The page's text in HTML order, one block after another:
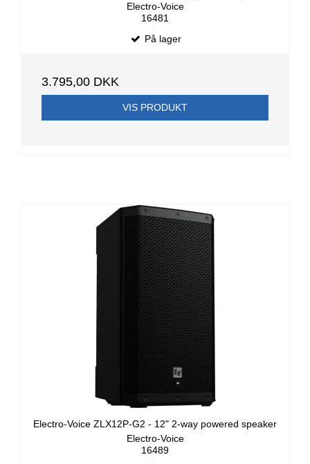
Electro-Voice
16481
På lager
3.795,00 DKK
VIS PRODUKT
Electro-Voice ZLX12P-G2 - 12" 2-way powered speaker
Electro-Voice
16489